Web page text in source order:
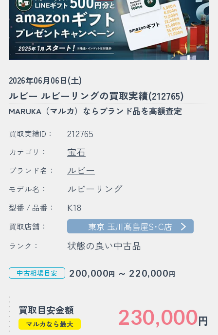
2026年06月06日(土)
ルビー ルビーリングの買取実績(212765)
MARUKA（マルカ）ならブランド品を高額査定
買取実績ID： 212765
カテゴリ： 宝石
ブランド名： ルビー
モデル名： ルビーリング
型番 / 品番： K18
買取店舗： 東京 玉川髙島屋S･C店
ランク： 状態の良い中古品
中古相場目安 200,000円 ～ 220,000円
買取目安金額
マルカなら最大 230,000円